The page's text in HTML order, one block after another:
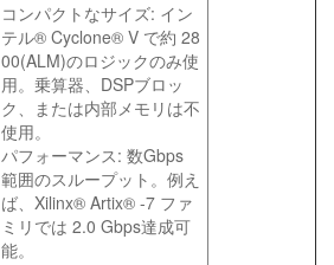
コンパクトなサイズ: イン
テル® Cyclone® V で約 28
00(ALM)のロジックのみ使
用。乗算器、DSPブロッ
ク、または内部メモリは不
使用。
パフォーマンス: 数Gbps
範囲のスループット。例え
ば、Xilinx® Artix® -7 ファ
ミリでは 2.0 Gbps達成可
能。